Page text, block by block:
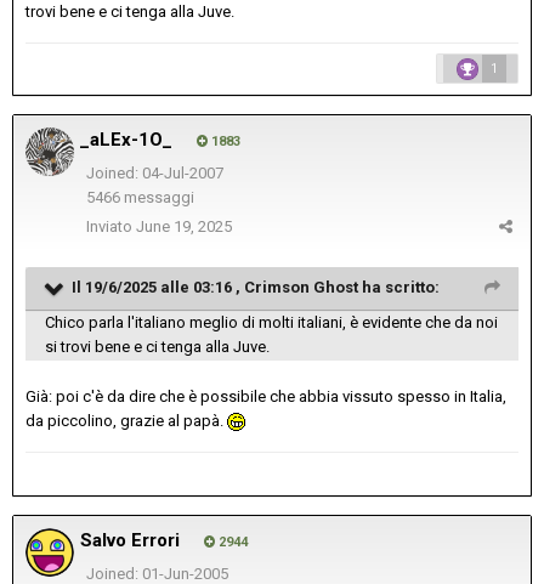
trovi bene e ci tenga alla Juve.
1
_aLEx-1O_ 1883
Joined: 04-Jul-2007
5466 messaggi
Inviato June 19, 2025
Il 19/6/2025 alle 03:16 , Crimson Ghost ha scritto:
Chico parla l'italiano meglio di molti italiani, è evidente che da noi
si trovi bene e ci tenga alla Juve.
Già: poi c'è da dire che è possibile che abbia vissuto spesso in Italia,
da piccolino, grazie al papà.
Salvo Errori 2944
Joined: 01-Jun-2005